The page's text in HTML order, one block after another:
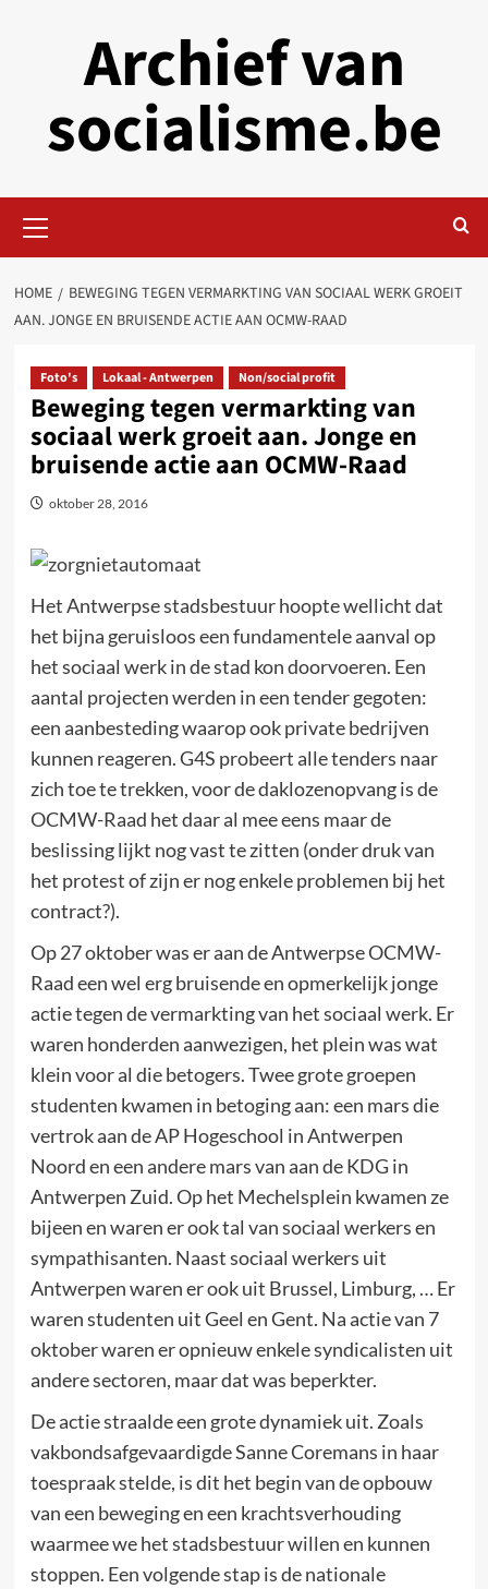
Archief van
socialisme.be
Menu
HOME
BEWEGING TEGEN VERMARKTING VAN SOCIAAL WERK GROEIT
AAN. JONGE EN BRUISENDE ACTIE AAN OCMW-RAAD
Foto's Lokaal - Antwerpen Non/social profit
Beweging tegen vermarkting van
sociaal werk groeit aan. Jonge en
bruisende actie aan OCMW-Raad
oktober 28, 2016
Het Antwerpse stadsbestuur hoopte wellicht dat
het bijna geruisloos een fundamentele aanval op
het sociaal werk in de stad kon doorvoeren. Een
aantal projecten werden in een tender gegoten:
een aanbesteding waarop ook private bedrijven
kunnen reageren. G4S probeert alle tenders naar
zich toe te trekken, voor de daklozenopvang is de
OCMW-Raad het daar al mee eens maar de
beslissing lijkt nog vast te zitten (onder druk van
het protest of zijn er nog enkele problemen bij het
contract?).
Op 27 oktober was er aan de Antwerpse OCMW-
Raad een wel erg bruisende en opmerkelijk jonge
actie tegen de vermarkting van het sociaal werk. Er
waren honderden aanwezigen, het plein was wat
klein voor al die betogers. Twee grote groepen
studenten kwamen in betoging aan: een mars die
vertrok aan de AP Hogeschool in Antwerpen
Noord en een andere mars van aan de KDG in
Antwerpen Zuid. Op het Mechelsplein kwamen ze
bijeen en waren er ook tal van sociaal werkers en
sympathisanten. Naast sociaal werkers uit
Antwerpen waren er ook uit Brussel, Limburg, … Er
waren studenten uit Geel en Gent. Na actie van 7
oktober waren er opnieuw enkele syndicalisten uit
andere sectoren, maar dat was beperkter.
De actie straalde een grote dynamiek uit. Zoals
vakbondsafgevaardigde Sanne Coremans in haar
toespraak stelde, is dit het begin van de opbouw
van een beweging en een krachtsverhouding
waarmee we het stadsbestuur willen en kunnen
stoppen. Een volgende stap is de nationale